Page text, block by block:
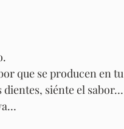
que se producen en tu
siénte el sabor…